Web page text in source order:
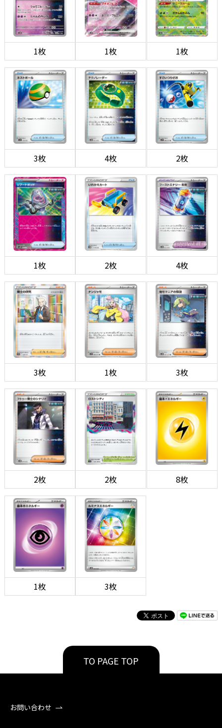
1枚 1枚 1枚
3枚 4枚 2枚
1枚 2枚 4枚
3枚 1枚 3枚
2枚 2枚 8枚
1枚 3枚
TO PAGE TOP
お問い合わせ